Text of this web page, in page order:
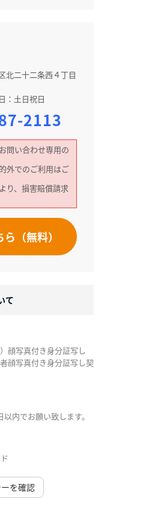
北二十二条西４丁目
：土日祝日
2113
問い合わせ専用の
外でのご利用はご
り、損害賠償請求
（無料）
て
顔写真付き身分証写し
顔写真付き身分証写し契
内でお願い致します。
を確認